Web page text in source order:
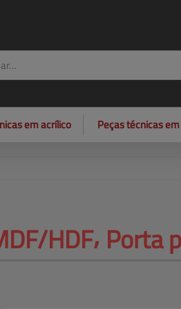
em acrílico Peças técnicas
HDF⸴ Porta